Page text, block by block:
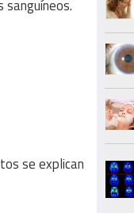
sanguíneos.
se explican